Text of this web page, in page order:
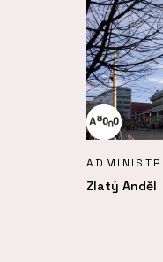
Zlatý Anděl